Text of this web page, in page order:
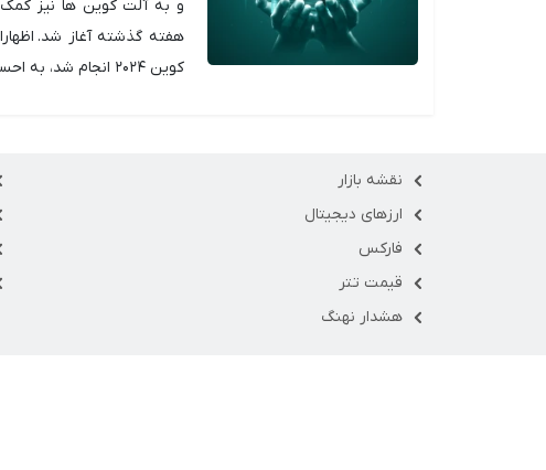
هفته گذشته آغاز شد.
کوین ۲۰۲۴ انجام شد، به احساسات مثبت بازار افزود.
نقشه بازار
ارزهای دیجیتال
فارکس
قیمت تتر
هشدار نهنگ